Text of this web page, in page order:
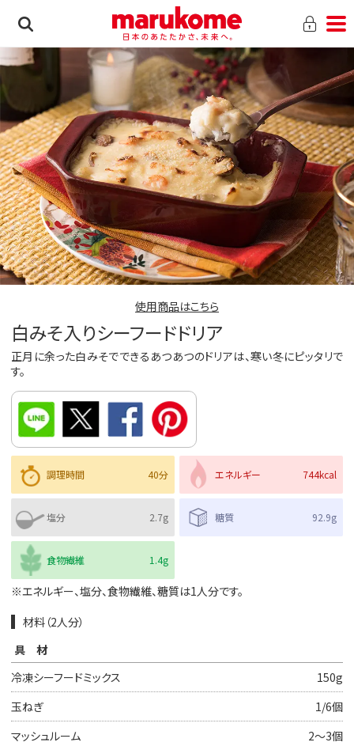
使用商品はこちら
白みそ入りシーフードドリア
正月に余った白みそでできるあつあつのドリアは、寒い冬にピッタリで
す。
調理時間 40分 エネルギー 744kcal
塩分 2.7g 糖質 92.9g
食物繊維 1.4g
※エネルギー、塩分、食物繊維、糖質は1人分です。
材料（2人分）
具材
冷凍シーフードミックス
150g
玉ねぎ
1/6個
マッシュルーム
2〜3個